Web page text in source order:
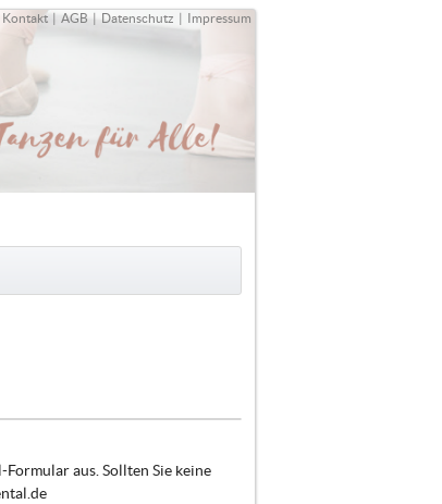
Kontakt | AGB | Datenschutz | Impressum
aus. Sollten Sie keine